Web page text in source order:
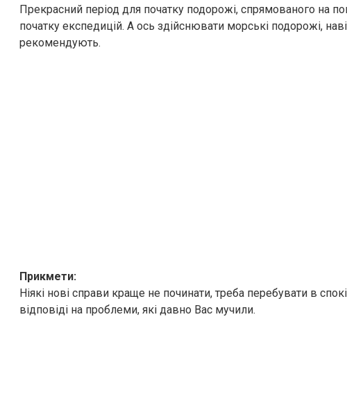
Прекрасний період для початку подорожі, спрямованого на
початку експедицій. А ось здійснювати морські подорожі,
рекомендують.
Прикмети:
Ніякі нові справи краще не починати, треба перебувати в
відповіді на проблеми, які давно Вас мучили.